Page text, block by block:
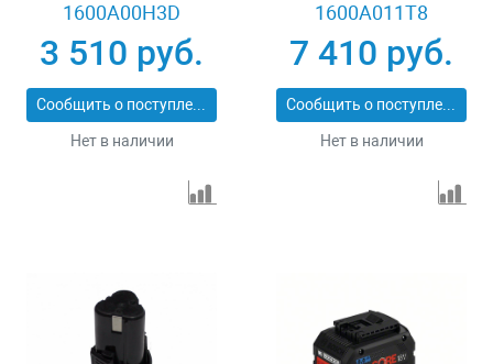
1600A00H3D
3 510 руб.
Сообщить о поступлении
Нет в наличии
1600A011T8
7 410 руб.
Сообщить о поступлении
Нет в наличии